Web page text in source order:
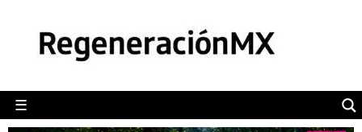
☰
POLÍTICA
CAMALEÓN